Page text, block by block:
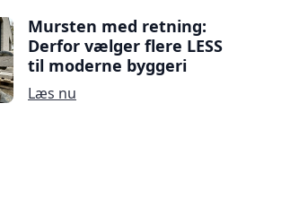
Mursten med retning:
Derfor vælger flere LESS
til moderne byggeri
Læs nu